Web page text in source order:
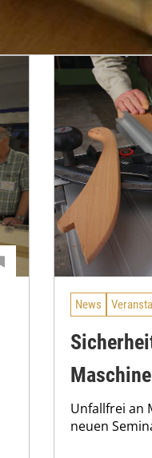
News
Unfallfrei an
neuen